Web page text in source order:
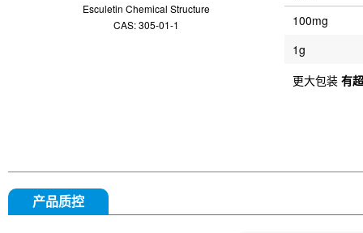
Esculetin Chemical Structure
CAS: 305-01-1
100mg
1g
更大包装 有
产品质控